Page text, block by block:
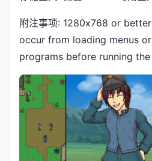
附注事项: 1280x768 or
occur from loading menus
programs before running the